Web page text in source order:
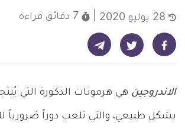
7 دقائق قراءة
شارك على فيسبوك - ديلي ميديكال انفو شارك على تويتر - ديلي ميديكال انفو شارك على تيليجرام - ديلي ميديكال انفو
الاندروجين هي هرمونات الذكورة التي
بشكل طبيعي، والتي تلعب دوراً ضرورياً